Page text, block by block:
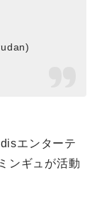
エンターテ
ンギュが活動